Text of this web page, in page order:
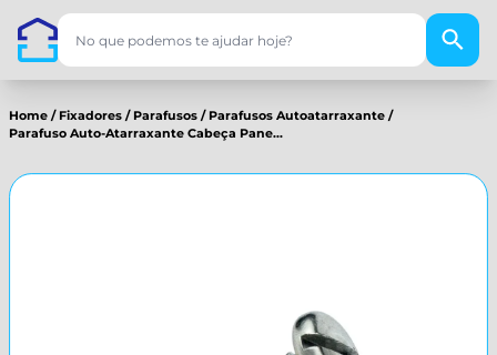
Home / Fixadores / Parafusos / Parafusos Autoatarraxante /
Parafuso Auto-Atarraxante Cabeça Pane...